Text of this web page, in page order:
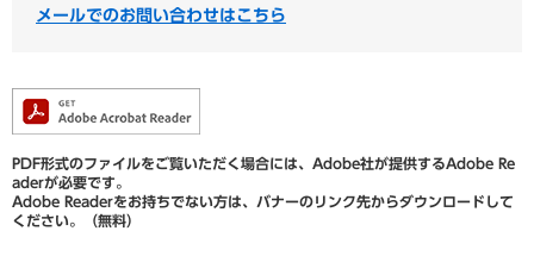
メールでのお問い合わせはこちら
PDF形式のファイルをご覧いただく場合には、Adobe社が提供するAdobe Re
aderが必要です。
Adobe Readerをお持ちでない方は、バナーのリンク先からダウンロードして
ください。（無料）